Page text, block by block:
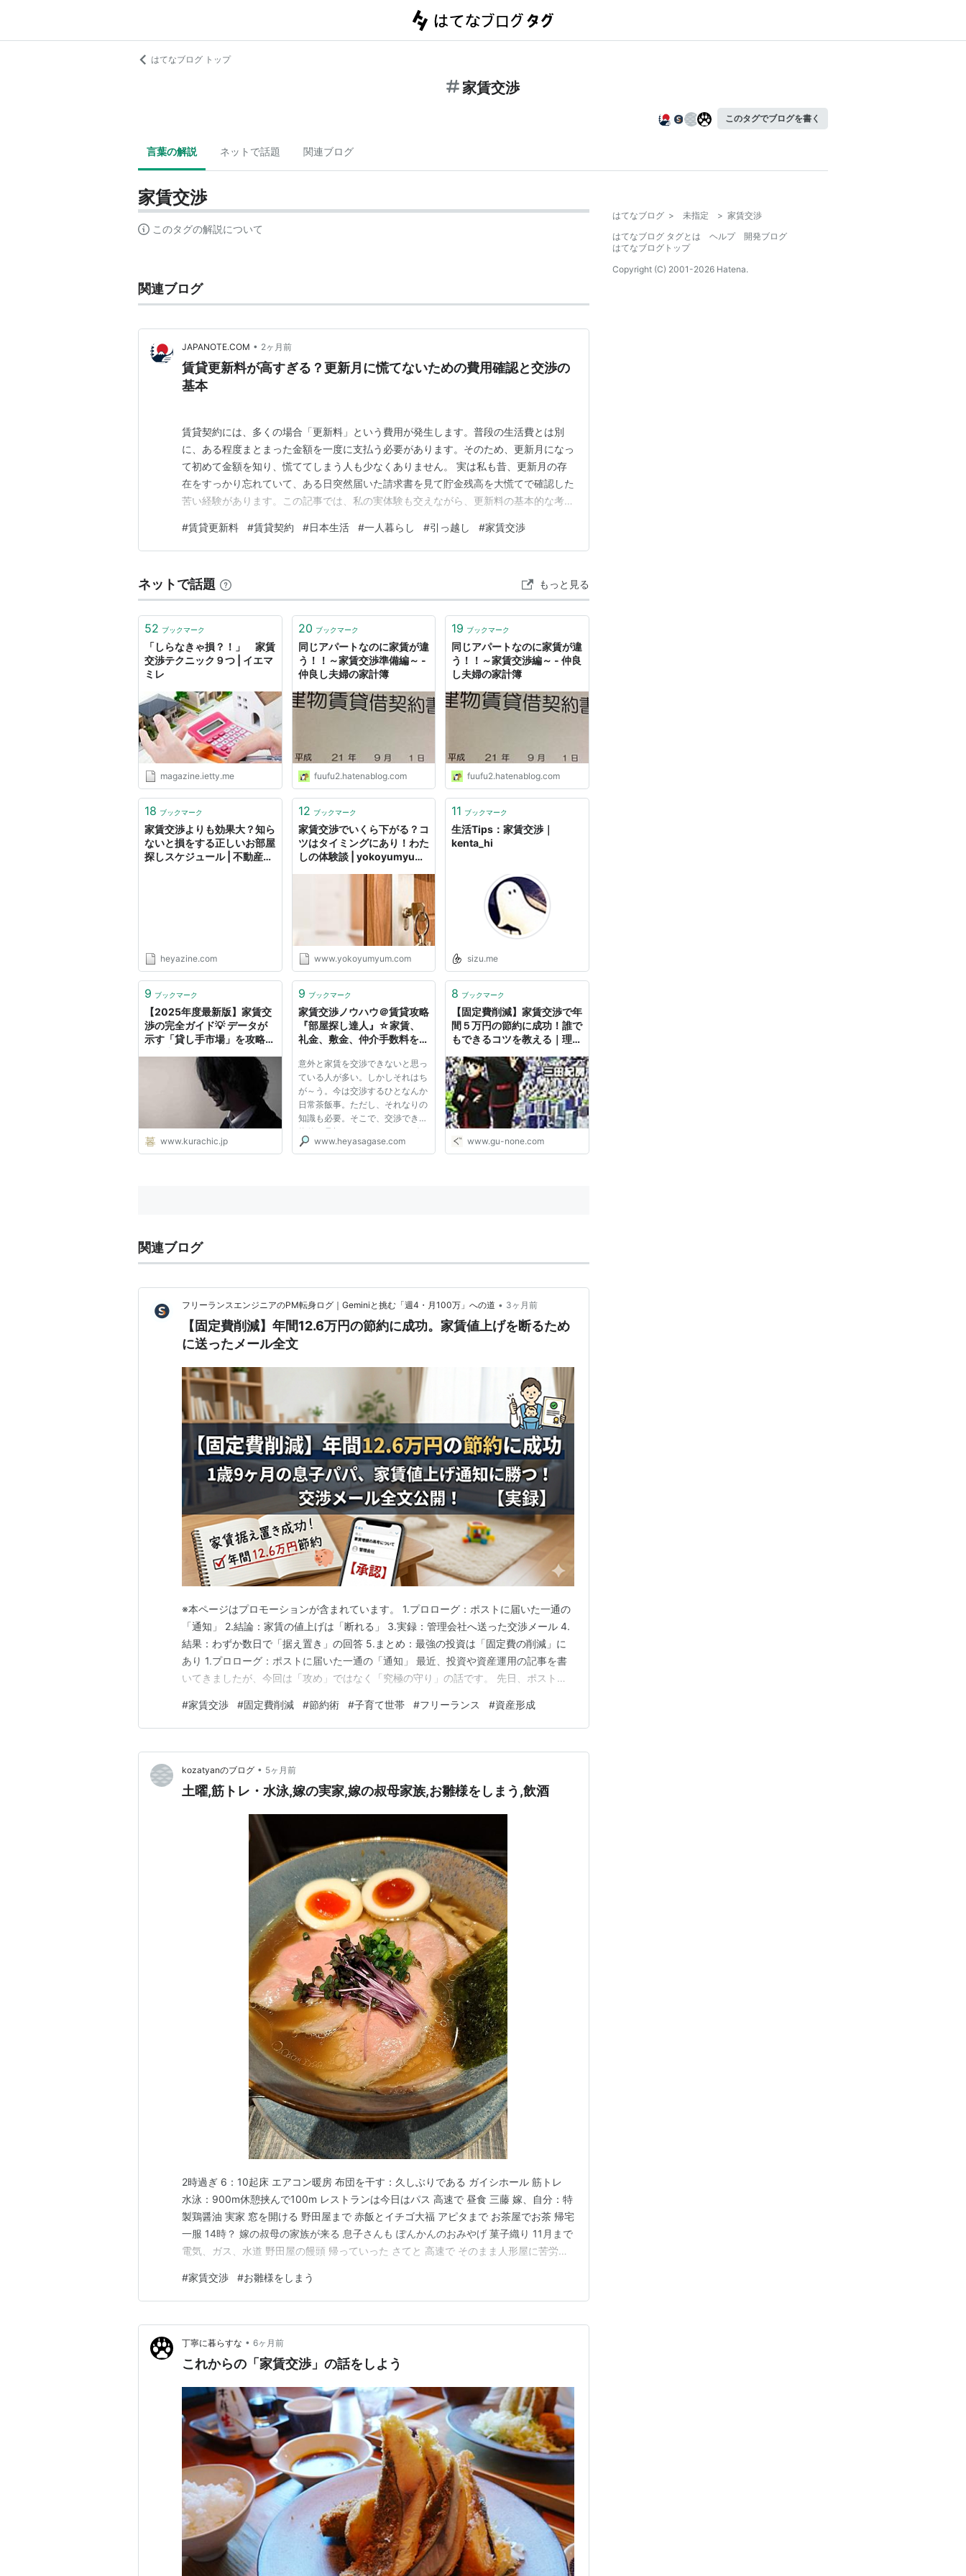
はてなブログ トップ
家賃交渉
このタグでブログを書く
言葉の解説 ネットで話題 関連ブログ
家賃交渉
このタグの解説について
関連ブログ
JAPANOTE.COM • 2ヶ月前
賃貸更新料が高すぎる？更新月に慌てないための費用確認と交渉の
基本
賃貸契約には、多くの場合「更新料」という費用が発生します。普段の生活費とは別
に、ある程度まとまった金額を一度に支払う必要があります。そのため、更新月になっ
て初めて金額を知り、慌ててしまう人も少なくありません。 実は私も昔、更新月の存
在をすっかり忘れていて、ある日突然届いた請求書を見て貯金残高を大慌てで確認した
苦い経験があります。この記事では、私の実体験も交えながら、更新料の基本的な考え
こと 更新料がいくらかかるのか、何を基準に決まるのか 更新月の前に確認しておきた
い費用の項目 更新料は交渉できるのか、その基本的な考え…
#賃貸更新料 #賃貸契約 #日本生活 #一人暮らし #引っ越し #家賃交渉
ネットで話題 もっと見る
52 ブックマーク
「しらなきゃ損？！」 家賃
交渉テクニック９つ | イエマ
ミレ
magazine.ietty.me
20 ブックマーク
同じアパートなのに家賃が違
う！！～家賃交渉準備編～ -
仲良し夫婦の家計簿
fuufu2.hatenablog.com
19 ブックマーク
同じアパートなのに家賃が違
う！！～家賃交渉編～ - 仲良
し夫婦の家計簿
fuufu2.hatenablog.com
18 ブックマーク
家賃交渉よりも効果大？知ら
ないと損をする正しいお部屋
探しスケジュール | 不動産サ
heyazine.com
12 ブックマーク
家賃交渉でいくら下がる？コ
ツはタイミングにあり！わた
しの体験談 | yokoyumyum
www.yokoyumyum.com
11 ブックマーク
生活Tips：家賃交渉｜
kenta_hi
sizu.me
9 ブックマーク
【2025年度最新版】家賃交
渉の完全ガイド💡 データが
示す「貸し手市場」を攻略す
www.kurachic.jp
9 ブックマーク
家賃交渉ノウハウ＠賃貸攻略
『部屋探し達人』☆家賃、
礼金、敷金、仲介手数料を値
意外と家賃を交渉できないと思っ
ている人が多い。しかしそれはち
が～う。今は交渉するひとなんか
日常茶飯事。ただし、それなりの
知識も必要。そこで、交渉できる
物件の見極めかたや、スムーズで
効率的な交渉の方法について説明
www.heyasagase.com
8 ブックマーク
【固定費削減】家賃交渉で年
間５万円の節約に成功！誰で
もできるコツを教える｜理系
www.gu-none.com
関連ブログ
フリーランスエンジニアのPM転身ログ｜Geminiと挑む「週4・月100万」への道 • 3ヶ月前
【固定費削減】年間12.6万円の節約に成功。家賃値上げを断るため
に送ったメール全文
※本ページはプロモーションが含まれています。 1.プロローグ：ポストに届いた一通の
「通知」 2.結論：家賃の値上げは「断れる」 3.実録：管理会社へ送った交渉メール 4.
結果：わずか数日で「据え置き」の回答 5.まとめ：最強の投資は「固定費の削減」に
あり 1.プロローグ：ポストに届いた一通の「通知」 最近、投資や資産運用の記事を書
いてきましたが、今回は「攻め」ではなく「究極の守り」の話です。 先日、ポストを
内容は、次回の更新時から月額10,500円（賃料＋共益費）の値上げをするというもの
でした。 月1万円。年間で1…
#家賃交渉 #固定費削減 #節約術 #子育て世帯 #フリーランス #資産形成
kozatyanのブログ • 5ヶ月前
土曜,筋トレ・水泳,嫁の実家,嫁の叔母家族,お雛様をしまう,飲酒
2時過ぎ 6：10起床 エアコン暖房 布団を干す：久しぶりである ガイシホール 筋トレ
水泳：900m休憩挟んで100m レストランは今日はパス 高速で 昼食 三藤 嫁、自分：特
製鶏醤油 実家 窓を開ける 野田屋まで 赤飯とイチゴ大福 アピタまで お茶屋でお茶 帰宅
一服 14時？ 嫁の叔母の家族が来る 息子さんも ぽんかんのおみやげ 菓子織り 11月まで
電気、ガス、水道 野田屋の饅頭 帰っていった さてと 高速で そのまま人形屋に苦労し
トルとか 珈琲買って帰宅 荷物が沢山 ・嫁の実家のゴミ ・叔父のぽんかん ・水…
#家賃交渉 #お雛様をしまう
丁寧に暮らすな • 6ヶ月前
これからの「家賃交渉」の話をしよう
はてなブログ > 未指定 > 家賃交渉
はてなブログ タグとは
ヘルプ
開発ブログ
はてなブログトップ
Copyright (C) 2001-2026 Hatena.